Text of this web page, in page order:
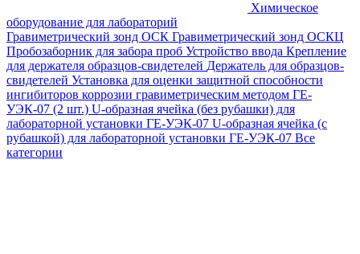
Химическое
оборудование для лабораторий
Гравиметрический зонд ОСК Гравиметрический зонд ОСКЦ
Пробозаборник для забора проб Устройство ввода Крепление
для держателя образцов-свидетелей Держатель для образцов-
свидетелей Установка для оценки защитной способности
ингибиторов коррозии гравиметрическим методом ГЕ-
УЭК-07 (2 шт.) U-образная ячейка (без рубашки) для
лабораторной установки ГЕ-УЭК-07 U-образная ячейка (с
рубашкой) для лабораторной установки ГЕ-УЭК-07 Все
категории